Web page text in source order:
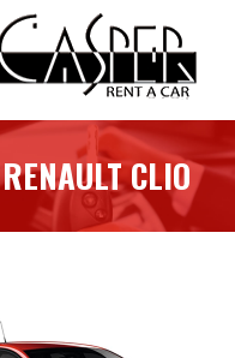
RENAULT CLIO